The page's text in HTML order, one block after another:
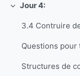
Collapse
Jour 4:
Questions pour
Structures de